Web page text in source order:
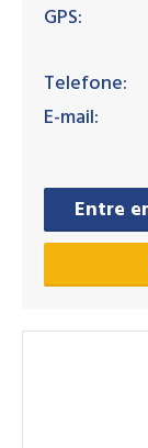
GPS:
Telefone:
E-mail:
Entre